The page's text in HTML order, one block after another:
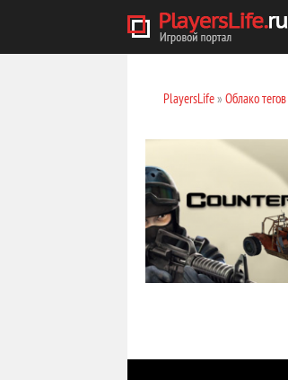
PlayersLife» Облако тегов